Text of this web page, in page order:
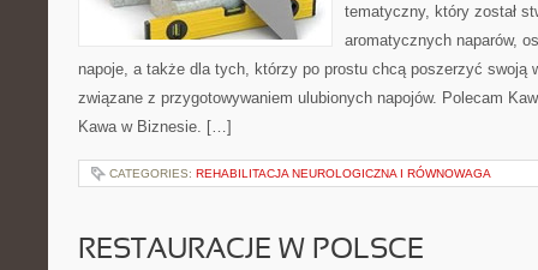
tematyczny, który został
aromatycznych naparów,
napoje, a także dla tych, którzy po prostu chcą poszerzyć swoją
związane z przygotowywaniem ulubionych napojów. Polecam
Kawa w Biznesie. […]
CATEGORIES: REHABILITACJA NEUROLOGICZNA I RÓWNOWAGA
RESTAURACJE W POLSCE